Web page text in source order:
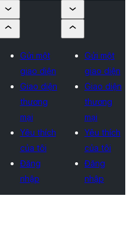
Gửi một
giao diện
Giao diện
thương
mại
Yêu thích
của tôi
Đăng
nhập
Gửi một
giao diện
Giao diện
thương
mại
Yêu thích
của tôi
Đăng
nhập